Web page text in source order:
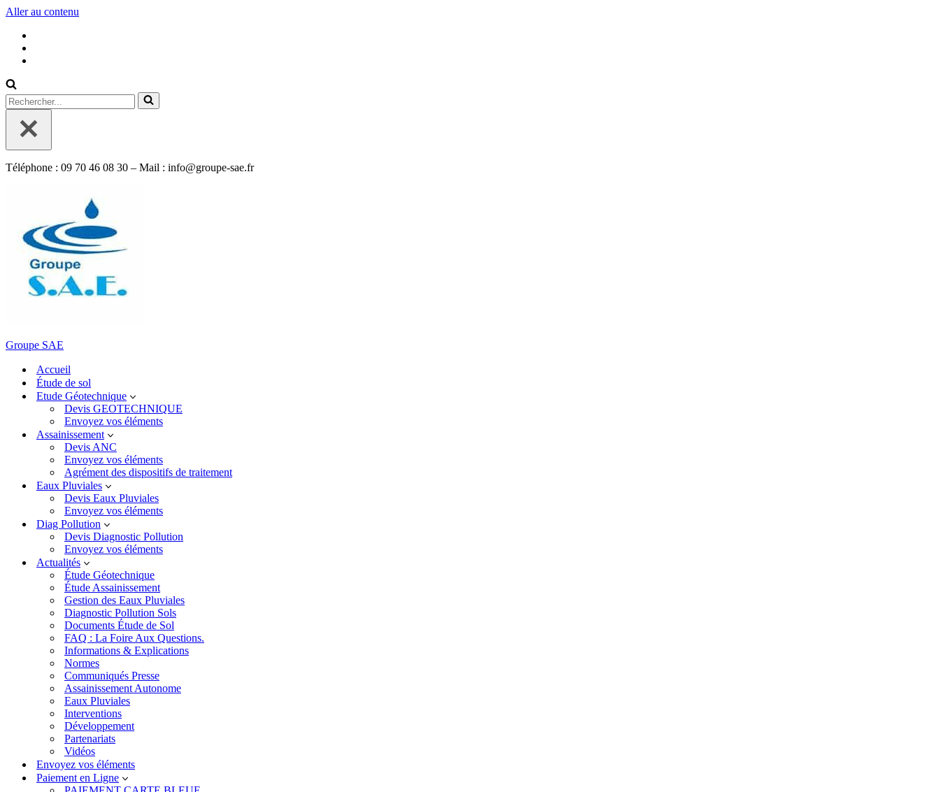
Aller au contenu
Rechercher...
Téléphone : 09 70 46 08 30 – Mail : info@groupe-sae.fr
Groupe SAE
Accueil
Étude de sol
Etude Géotechnique
Devis GEOTECHNIQUE
Envoyez vos éléments
Assainissement
Devis ANC
Envoyez vos éléments
Agrément des dispositifs de traitement
Eaux Pluviales
Devis Eaux Pluviales
Envoyez vos éléments
Diag Pollution
Devis Diagnostic Pollution
Envoyez vos éléments
Actualités
Étude Géotechnique
Étude Assainissement
Gestion des Eaux Pluviales
Diagnostic Pollution Sols
Documents Étude de Sol
FAQ : La Foire Aux Questions.
Informations & Explications
Normes
Communiqués Presse
Assainissement Autonome
Eaux Pluviales
Interventions
Développement
Partenariats
Vidéos
Envoyez vos éléments
Paiement en Ligne